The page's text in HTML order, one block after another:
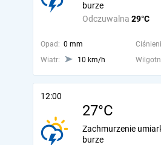
Odczuwalna 29°C
burze
Opad: 0 mm
Wiatr:
10 km/h
12:00
27°C
Zachmurzenie
burze